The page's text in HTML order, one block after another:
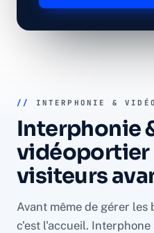
// INTERPHONIE &
Interphonie
vidéoportier
visiteurs
Avant même de gérer
c'est l'accueil.